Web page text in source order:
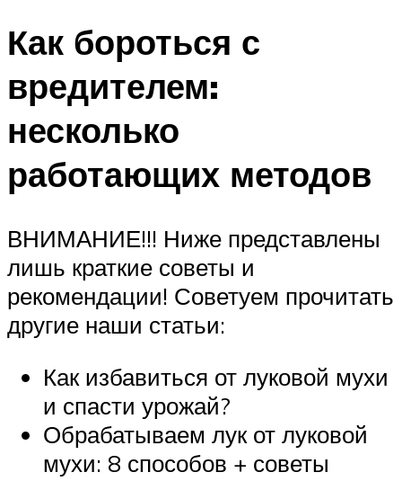
Как бороться с
вредителем:
несколько
работающих методов
ВНИМАНИЕ!!! Ниже представлены
лишь краткие советы и
рекомендации! Советуем прочитать
другие наши статьи:
Как избавиться от луковой мухи
и спасти урожай?
Обрабатываем лук от луковой
мухи: 8 способов + советы